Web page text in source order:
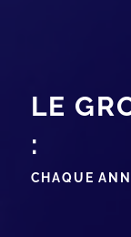
LE
:
CHAQUE